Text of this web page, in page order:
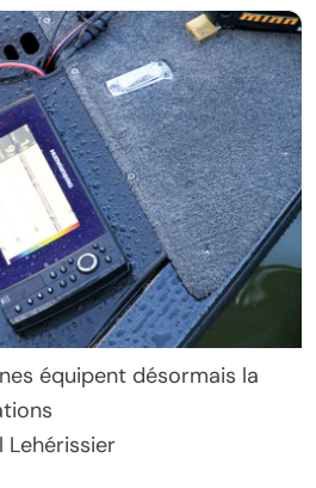
équipent désormais la
Lehérissier